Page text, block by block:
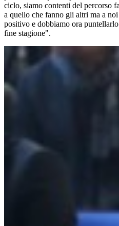
ciclo, siamo contenti del percorso
a quello che fanno gli altri ma a
positivo e dobbiamo ora
fine stagione".